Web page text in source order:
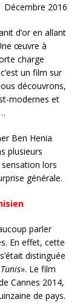
Décembre 2016
d’or en allant
œuvre à
charge
un film sur
découvrons,
modernes et
Ben Henia
plusieurs
lors
générale.
parler
En effet, cette
distinguée
». Le film
Cannes 2014,
de pays.